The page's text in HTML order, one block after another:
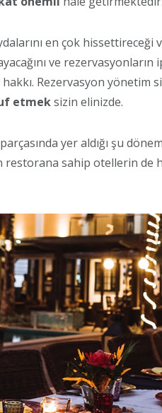
en çok hissettireceği
ve
Rezervasyon yönetim
etmeksizin elinizde.
yer aldığı şu
restorana sahip otellerin de